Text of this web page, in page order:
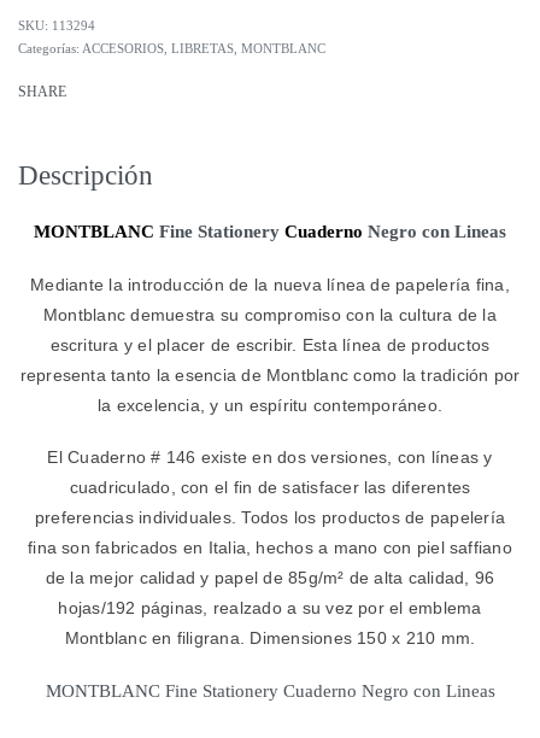
113294
Categorías: ACCESORIOS LIBRETAS MONTBLANC
SHARE
Descripción
MONTBLANC Fine Stationery Cuaderno Negro con Lineas
Mediante la introducción de la nueva línea de papelería fina,
Montblanc demuestra su compromiso con la cultura de la
escritura y el placer de escribir. Esta línea de productos
representa tanto la esencia de Montblanc como la tradición por
la excelencia, y un espíritu contemporáneo.
El Cuaderno # 146 existe en dos versiones, con líneas y
cuadriculado, con el fin de satisfacer las diferentes
preferencias individuales. Todos los productos de papelería
fina son fabricados en Italia, hechos a mano con piel saffiano
de la mejor calidad y papel de 85g/m² de alta calidad, 96
hojas/192 páginas, realzado a su vez por el emblema
Montblanc en filigrana. Dimensiones 150 x 210 mm.
MONTBLANC Fine Stationery Cuaderno Negro con Lineas